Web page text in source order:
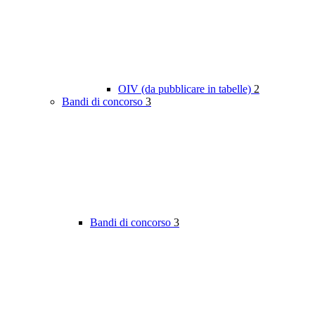
OIV (da pubblicare in tabelle) 2
Bandi di concorso 3
Bandi di concorso 3